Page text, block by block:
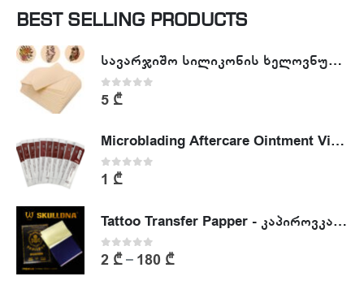
BEST SELLING PRODUCTS
სავარჯიშო სილიკონის ხელოვნური კანი - Tattoo Practike skin
0out of 5
5 ₾
Microblading Aftercare Ointment Vitamin A&D
0 out of 5
1 ₾
Tattoo Transfer Papper - კაპიროვკა - ტატუს ესკიზის კოპირების ქაღალდი
0out of 5
2 ₾– 180 ₾